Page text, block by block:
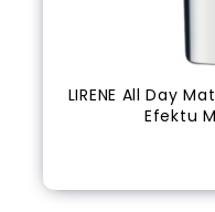
LIRENE All Day
Efektu